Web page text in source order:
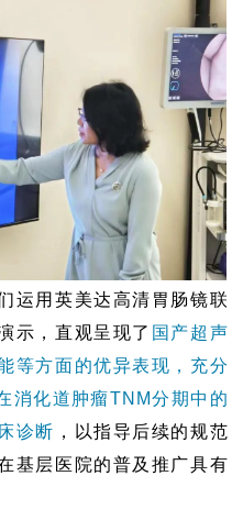
运用英美达高清胃肠镜联
示，直观呈现了 国产超声
等方面的优异表现，充分
消化道肿瘤TNM分期中的
诊断 ，以指导后续的规范
基层医院的普及推广具有